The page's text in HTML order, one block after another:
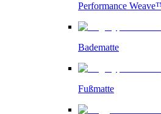
Performance
Badematte
Fußmatte